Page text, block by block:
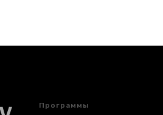
Программы